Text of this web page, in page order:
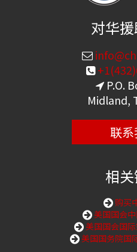
对华
P.O.
Midland,
联
相
购买
美国国会
美国国会国
美国国务院国